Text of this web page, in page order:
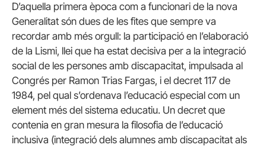
D’aquella primera època com a funcionari de la nova
Generalitat són dues de les fites que sempre va
recordar amb més orgull: la participació en l’elaboració
de la Lismi, llei que ha estat decisiva per a la integració
social de les persones amb discapacitat, impulsada al
Congrés per Ramon Trias Fargas, i el decret 117 de
1984, pel qual s’ordenava l’educació especial com un
element més del sistema educatiu. Un decret que
contenia en gran mesura la filosofia de l’educació
inclusiva (integració dels alumnes amb discapacitat als